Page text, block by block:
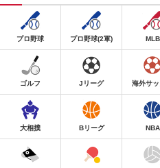
プロ野球 プロ野球(2軍) MLB
ゴルフ Jリーグ 海外サ
大相撲 Bリーグ NBA